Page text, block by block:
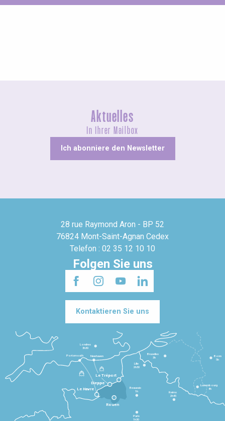
Aktuelles
In Ihrer Mailbox
Ich abonniere den Newsletter
28 rue Raymond Aron - BP 52
76824 Mont-Saint-Agnan Cedex
Telefon : 02 35 12 10 10
Folgen Sie uns
Kontaktieren Sie uns
Le Havre
Dieppe
Le Tréport
Paris
1h30
Beauvais
1h
Reims
2h45
Lille
2h30
Bruxelles
3h
Londres
3h30
Newhaven
Portsmouth
Bonn
5h
Luxembourg
4h
Rouen